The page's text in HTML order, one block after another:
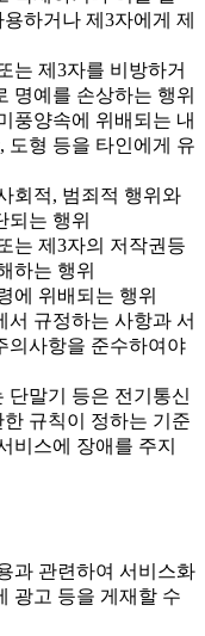
하거나 제3자에게 제
는 제3자를 비방하거
명예를 손상하는 행위
풍양속에 위배되는 내
도형 등을 타인에게 유
회적, 범죄적 행위와
되는 행위
는 제3자의 저작권등
하는 행위
에 위배되는 행위
규정하는 사항과 서
의사항을 준수하여야
말기 등은 전기통신
규칙이 정하는 기준
비스에 장애를 주지
과 관련하여 서비스화
광고 등을 게재할 수